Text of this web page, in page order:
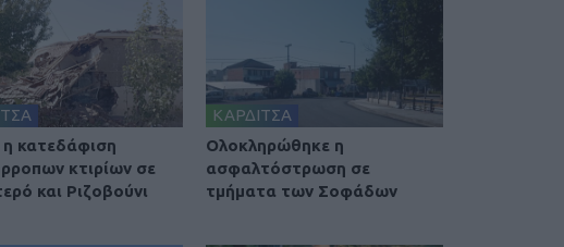
η κατεδάφιση
κτιρίων σε
και Ριζοβούνι
ΚΑΡΔΙΤΣΑ
Ολοκληρώθηκε η
ασφαλτόστρωση σε
τμήματα των Σοφάδων